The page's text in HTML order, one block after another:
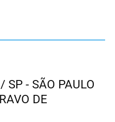
SP - SÃO PAULO
DE